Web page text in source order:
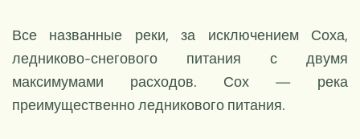
Все названные реки, за исключением Соха,
ледниково-снегового питания с двумя
максимумами расходов. Сох — река
преимущественно ледникового питания.